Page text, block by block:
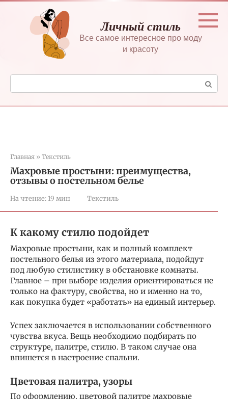
Перейти
контенту
Личный стиль
Все самое интересное про моду
и красоту
Поиск:
Главная » Текстиль
Махровые простыни: преимущества,
отзывы о постельном белье
На чтение: 19 мин Текстиль
К какому стилю подойдет
Махровые простыни, как и полный комплект
постельного белья из этого материала, подойдут
под любую стилистику в обстановке комнаты.
Главное – при выборе изделия ориентироваться не
только на фактуру, свойства, но и именно на то,
как покупка будет «работать» на единый интерьер.
Успех заключается в использовании собственного
чувства вкуса. Вещь необходимо подбирать по
структуре, палитре, стилю. В таком случае она
впишется в настроение спальни.
Цветовая палитра, узоры
По оформлению, цветовой палитре махровые